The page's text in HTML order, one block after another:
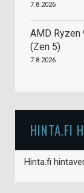
7.8.2026
AMD
(Zen 5)
7.8.2026
HINTA.FI
Hinta.fi